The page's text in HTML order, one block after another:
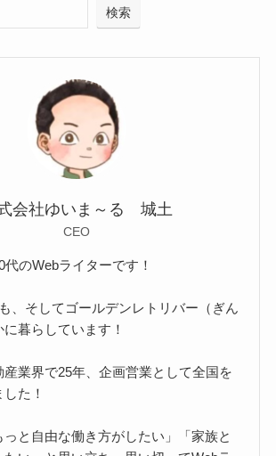
検索
会社ゆいま～る 城土
CEO
のWebライターです！
、そしてゴールデンレトリバー（ぎん
暮らしています！
産業界で25年、企画営業として全国を
た！
と自由な働き方がしたい」「家族と